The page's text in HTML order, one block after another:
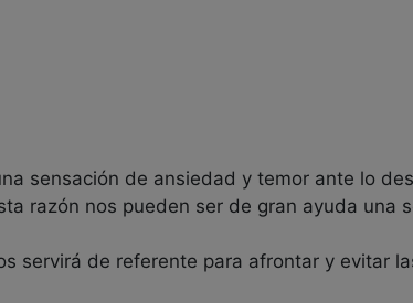
sensación de ansiedad y temor ante lo
razón nos pueden ser de gran ayuda una
servirá de referente para afrontar y evitar